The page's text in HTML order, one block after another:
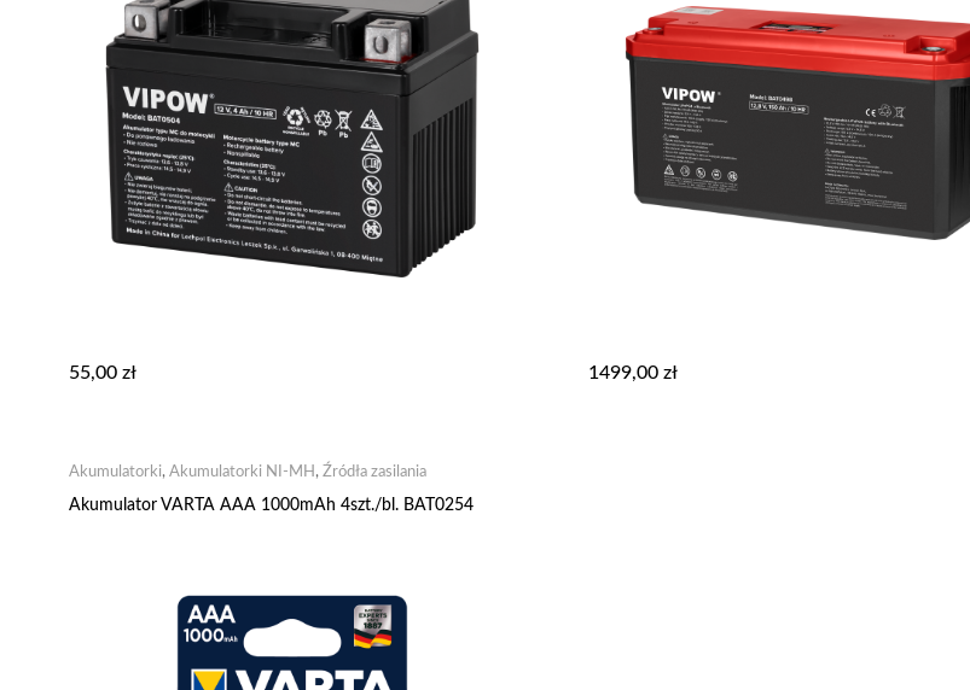
55,00 zł 1499,00 zł
Akumulatorki, Akumulatorki NI-MH , Źródła zasilania
Akumulator VARTA AAA 1000mAh 4szt./bl. BAT0254